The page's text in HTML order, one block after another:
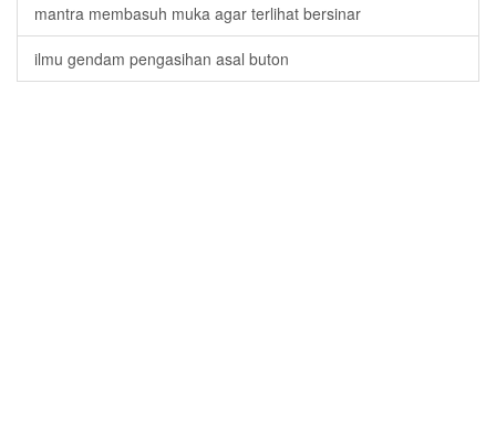
mantra membasuh muka agar terlihat bersinar
ilmu gendam pengasihan asal buton